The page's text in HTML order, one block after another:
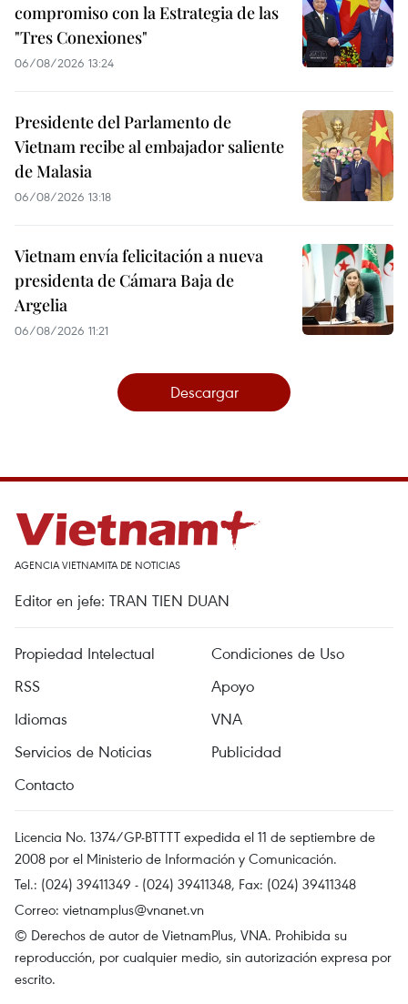
compromiso con la Estrategia de las
"Tres Conexiones"
06/08/2026 13:24
Presidente del Parlamento de
Vietnam recibe al embajador saliente
de Malasia
06/08/2026 13:18
Vietnam envía felicitación a nueva
presidenta de Cámara Baja de
Argelia
06/08/2026 11:21
Descargar
AGENCIA VIETNAMITA DE NOTICIAS
Editor en jefe: TRAN TIEN DUAN
Propiedad Intelectual
Condiciones de Uso
RSS
Apoyo
Idiomas
VNA
Servicios de Noticias
Publicidad
Contacto
Licencia No. 1374/GP-BTTTT expedida el 11 de septiembre de
2008 por el Ministerio de Información y Comunicación.
Tel.: (024) 39411349 - (024) 39411348, Fax: (024) 39411348
Correo: vietnamplus@vnanet.vn
© Derechos de autor de VietnamPlus, VNA. Prohibida su
reproducción, por cualquier medio, sin autorización expresa por
escrito.